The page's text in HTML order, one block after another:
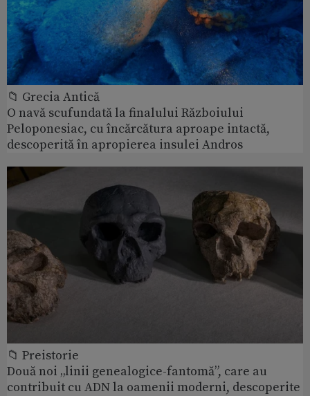
📁 Grecia Antică
O navă scufundată la finalului Războiului
Peloponesiac, cu încărcătura aproape intactă,
descoperită în apropierea insulei Andros
📁 Preistorie
Două noi „linii genealogice-fantomă”, care au
contribuit cu ADN la oamenii moderni, descoperite